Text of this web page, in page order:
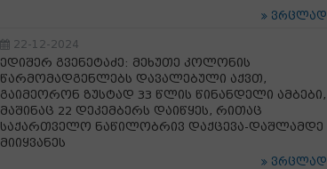
ვრცლად
22-12-2024
ედიშერ გვენეტაძე: მეხუთე კოლონის
წარმომადგენლებს დავალებული აქვთ,
გაიმეორონ ზუსტად 33 წლის წინანდელი ამბები,
მაშინაც 22 დეკემბერს დაიწყეს, რითაც
საქართველო ნაწილობრივ დაქცევა-დაშლამდე
მიიყვანეს
ვრცლად